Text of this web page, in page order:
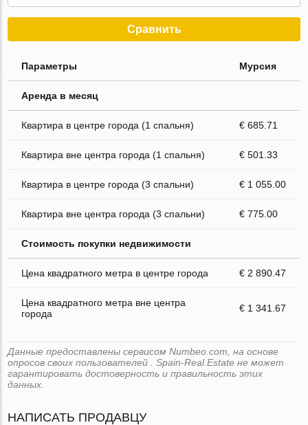
Сравнить
Параметры Мурсия
Аренда в месяц
Квартира в центре города (1 спальня) € 685.71
Квартира вне центра города (1 спальня) € 501.33
Квартира в центре города (3 спальни) € 1 055.00
Квартира вне центра города (3 спальни) € 775.00
Стоимость покупки недвижимости
Цена квадратного метра в центре города € 2 890.47
Цена квадратного метра вне центра
города
€ 1 341.67
Данные предоставлены сервисом Numbeo.com, на основе
опросов своих пользователей . Spain-Real.Estate не может
гарантировать достоверность и правильность этих
данных.
НАПИСАТЬ ПРОДАВЦУ